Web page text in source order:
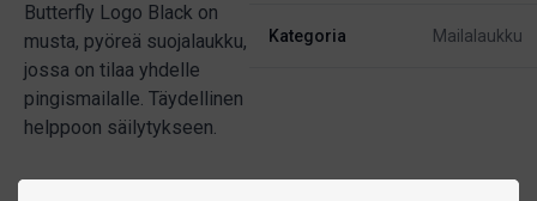
Butterfly Logo Black on
musta, pyöreä suojalaukku,
jossa on tilaa yhdelle
pingismailalle. Täydellinen
helppoon säilytykseen.
Kategoria Mailalaukku